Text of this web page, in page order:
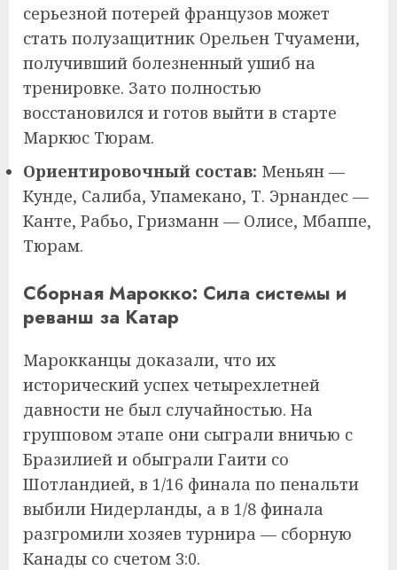
серьезной потерей французов может
стать полузащитник Орельен Тчуамени,
получивший болезненный ушиб на
тренировке. Зато полностью
восстановился и готов выйти в старте
Маркюс Тюрам.
Ориентировочный состав: Меньян —
Кунде, Салиба, Упамекано, Т. Эрнандес —
Канте, Рабьо, Гризманн — Олисе, Мбаппе,
Тюрам.
Сборная Марокко: Сила системы и
реванш за Катар
Марокканцы доказали, что их
исторический успех четырехлетней
давности не был случайностью. На
групповом этапе они сыграли вничью с
Бразилией и обыграли Гаити со
Шотландией, в 1/16 финала по пенальти
выбили Нидерланды, а в 1/8 финала
разгромили хозяев турнира — сборную
Канады со счетом 3:0.